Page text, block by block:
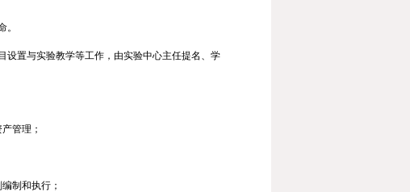
。
设置与实验教学等工作，由实验中心主任提名、学
管理；
制和执行；